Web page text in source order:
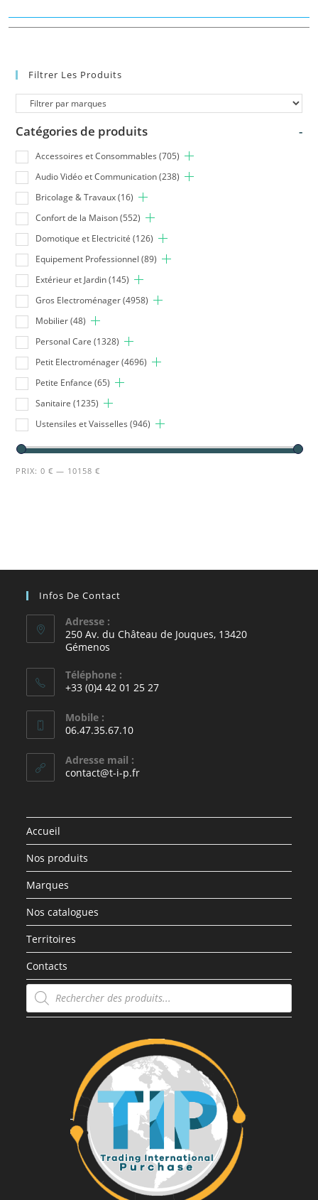
Filtrer Les Produits
Catégories de produits -
Accessoires et Consommables (705)
Audio Vidéo et Communication (238)
Bricolage & Travaux (16)
Confort de la Maison (552)
Domotique et Electricité (126)
Equipement Professionnel (89)
Extérieur et Jardin (145)
Gros Electroménager (4958)
Mobilier (48)
Personal Care (1328)
Petit Electroménager (4696)
Petite Enfance (65)
Sanitaire (1235)
Ustensiles et Vaisselles (946)
PRIX:0 € — 10158 €
Infos De Contact
Adresse :
250 Av. du Château de Jouques, 13420
Gémenos
Téléphone :
+33 (0)4 42 01 25 27
Mobile :
06.47.35.67.10
Adresse mail :
contact@t-i-p.fr
Accueil
Nos produits
Marques
Nos catalogues
Territoires
Contacts
Recherche
de
produits